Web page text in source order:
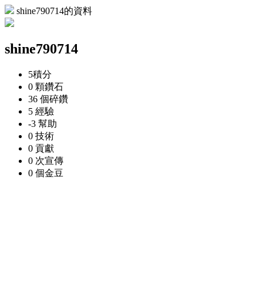
shine790714的資料
shine790714
5積分
0 顆鑽石
36 個碎鑽
5 經驗
-3 幫助
0 技術
0 貢獻
0 次宣傳
0 個金豆